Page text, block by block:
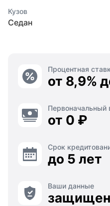
Кузов
Седан
Процентная
от 8,9%
Первоначальный
от 0 ₽
Срок
до 5 лет
Ваши данные